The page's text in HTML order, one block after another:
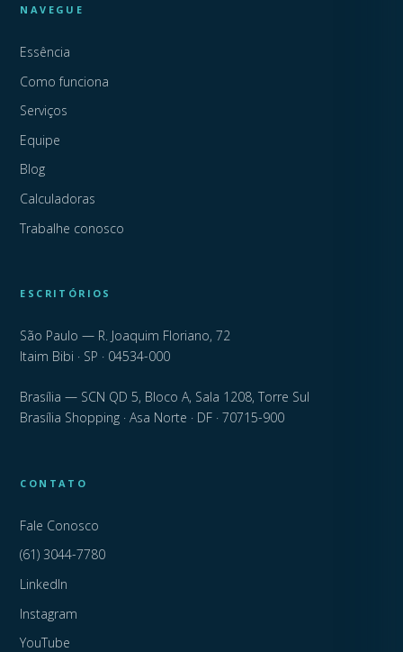
NAVEGUE
Essência
Como funciona
Serviços
Equipe
Blog
Calculadoras
Trabalhe conosco
ESCRITÓRIOS
São Paulo — R. Joaquim Floriano, 72
Itaim Bibi · SP · 04534-000
Brasília — SCN QD 5, Bloco A, Sala 1208, Torre Sul
Brasília Shopping · Asa Norte · DF · 70715-900
CONTATO
Fale Conosco
(61) 3044-7780
LinkedIn
Instagram
YouTube